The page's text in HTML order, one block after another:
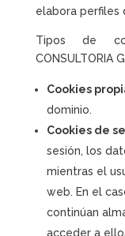
elabora perfiles
Tipos de
CONSULTORIA
Cookies
dominio.
Cookies de
sesión, los
mientras el
web. En el
continúan
acceder a